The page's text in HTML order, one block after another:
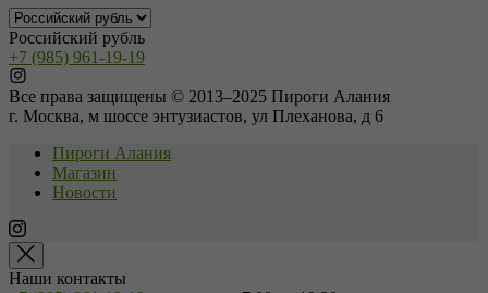
Российский рубль
+7 (985) 961-19-19
Все права защищены © 2013–2025 Пироги Алания
г. Москва, м шоссе энтузиастов, ул Плеханова, д 6
Пироги Алания
Магазин
Новости
Наши контакты